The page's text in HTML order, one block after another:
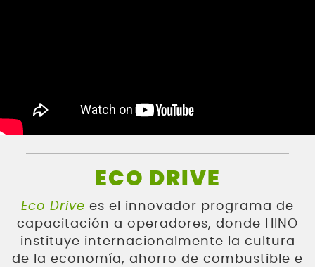
ECO DRIVE
Eco Drive es el innovador programa de
capacitación a operadores, donde HINO
instituye internacionalmente la cultura
de la economía, ahorro de combustible e